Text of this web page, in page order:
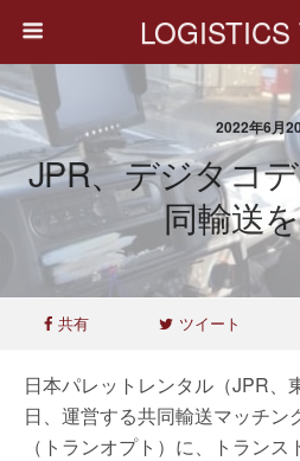
LOGISTICS
2022年6月
JPR、デジタコ
同輸送
共有 ツイート
日本パレットレンタル（JPR、
日、運営する共同輸送マッチン
（トランオプト）に、トランス